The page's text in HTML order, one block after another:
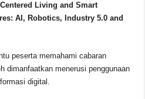
Living and Smart
AI, Robotics, Industry 5.0 and
peserta memahami cabaran
dimanfaatkan menerusi penggunaan
digital.